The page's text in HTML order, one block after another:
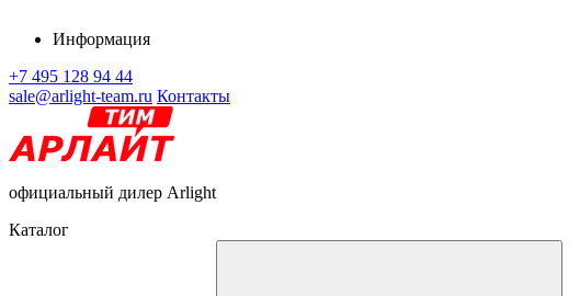
Информация
+7 495 128 94 44
sale@arlight-team.ru Контакты
официальный дилер Arlight
Каталог